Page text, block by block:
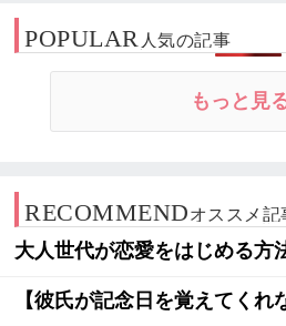
POPULAR 人気の記事
もっと見
RECOMMENDオススメ記
大人世代が恋愛をはじめる方
【彼氏が記念日を覚えてくれ